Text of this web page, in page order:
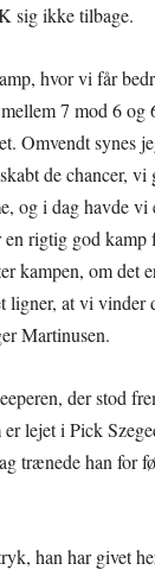
sig ikke tilbage.
hvor vi får
7 mod 6 og
Omvendt synes
de chancer,
og i dag havde vi
rigtig god kamp
kampen, om det
ligner, at vi vinder
Martinusen.
der stod
lejet i Pick
trænede han for
han har givet